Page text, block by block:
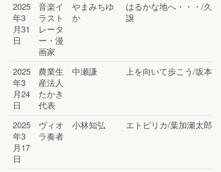
2025
年3
月31
日
音楽イ
ラスト
レータ
ー・漫
画家
やまみちゆ
か
はるかな地へ・・・/久石
譲
2025
年3
月24
日
農業生
産法人
たかき
代表
中瀬謙 上を向いて歩こう/坂本九
2025
年3
月17
日
ヴィオ
ラ奏者
小林知弘 エトピリカ/葉加瀬太郎